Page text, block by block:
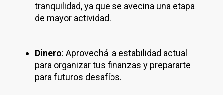
tranquilidad, ya que se avecina una etapa
de mayor actividad.
Dinero: Aprovechá la estabilidad actual
para organizar tus finanzas y prepararte
para futuros desafíos.